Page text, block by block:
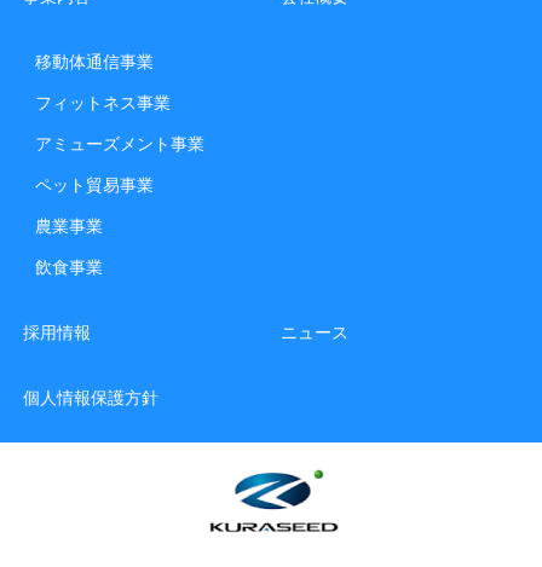
移動体通信事業
フィットネス事業
アミューズメント事業
ペット貿易事業
農業事業
飲食事業
採用情報 ニュース
個人情報保護方針